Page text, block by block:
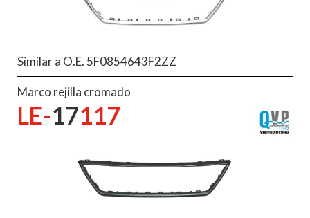
Similar a O.E. 5F0854643F2ZZ
Marco rejilla cromado
LE-17117